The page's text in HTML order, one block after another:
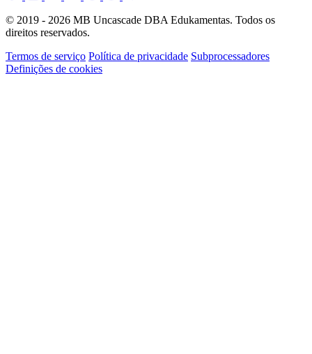
© 2019 - 2026 MB Uncascade DBA Edukamentas. Todos os
direitos reservados.
Termos de serviço Política de privacidade Subprocessadores
Definições de cookies